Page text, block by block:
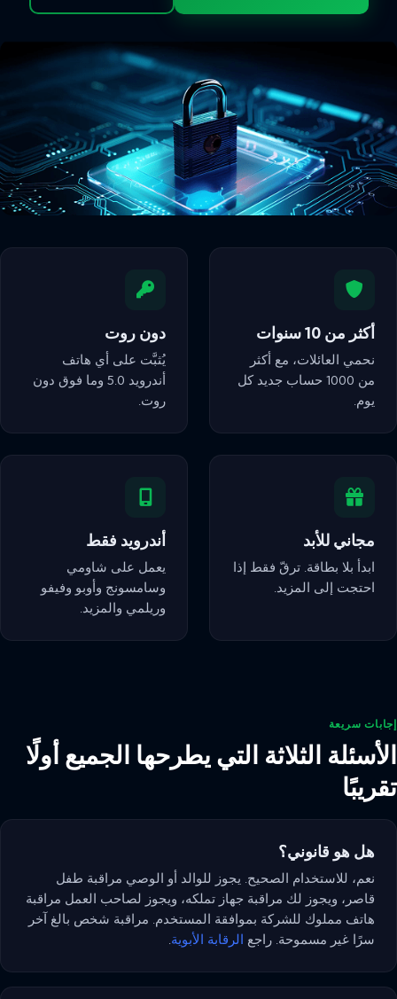
أكثر من 10 سنوات
نحمي العائلات، مع أكثر
من 1000 حساب جديد كل
يوم.
دون روت
يُثبَّت على أي هاتف
أندرويد 5.0 وما فوق دون
روت.
مجاني للأبد
ابدأ بلا بطاقة. ترقّ فقط إذا
احتجت إلى المزيد.
أندرويد فقط
يعمل على شاومي
وسامسونج وأوبو وفيفو
وريلمي والمزيد.
إجابات سريعة
الأسئلة الثلاثة التي يطرحها الجميع أولًا
تقريبًا
هل هو قانوني؟
نعم، للاستخدام الصحيح. يجوز للوالد أو الوصي مراقبة طفل
قاصر، ويجوز لك مراقبة جهاز تملكه، ويجوز لصاحب العمل مراقبة
هاتف مملوك للشركة بموافقة المستخدم. مراقبة شخص بالغ آخر
سرًا غير مسموحة. راجع الرقابة الأبوية